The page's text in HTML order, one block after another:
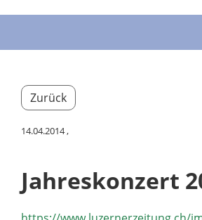
Zurück
14.04.2014,
Jahreskonzert